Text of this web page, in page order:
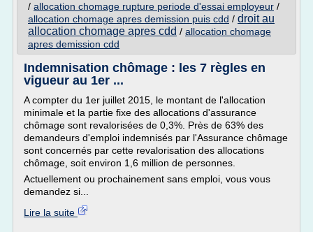
/ allocation chomage rupture periode d'essai employeur /
allocation chomage apres demission puis cdd / droit au
allocation chomage apres cdd / allocation chomage
apres demission cdd
Indemnisation chômage : les 7 règles en
vigueur au 1er ...
A compter du 1er juillet 2015, le montant de l'allocation
minimale et la partie fixe des allocations d'assurance
chômage sont revalorisées de 0,3%. Près de 63% des
demandeurs d'emploi indemnisés par l'Assurance chômage
sont concernés par cette revalorisation des allocations
chômage, soit environ 1,6 million de personnes.
Actuellement ou prochainement sans emploi, vous vous
demandez si...
Lire la suite